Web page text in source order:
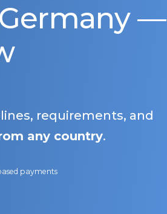
—
requirements, and
any country.
payments